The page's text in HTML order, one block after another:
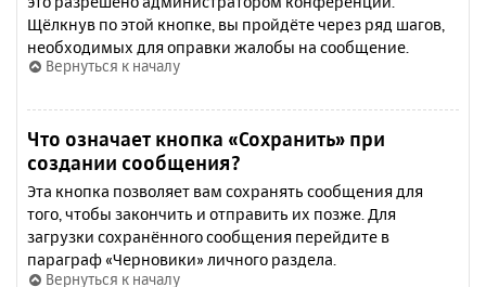
Щёлкнув по этой кнопке, вы пройдёте через ряд шагов,
необходимых для оправки жалобы на сообщение.
Вернуться к началу
Что означает кнопка «Сохранить» при
создании сообщения?
Эта кнопка позволяет вам сохранять сообщения для
того, чтобы закончить и отправить их позже. Для
загрузки сохранённого сообщения перейдите в
параграф «Черновики» личного раздела.
Вернуться к началу